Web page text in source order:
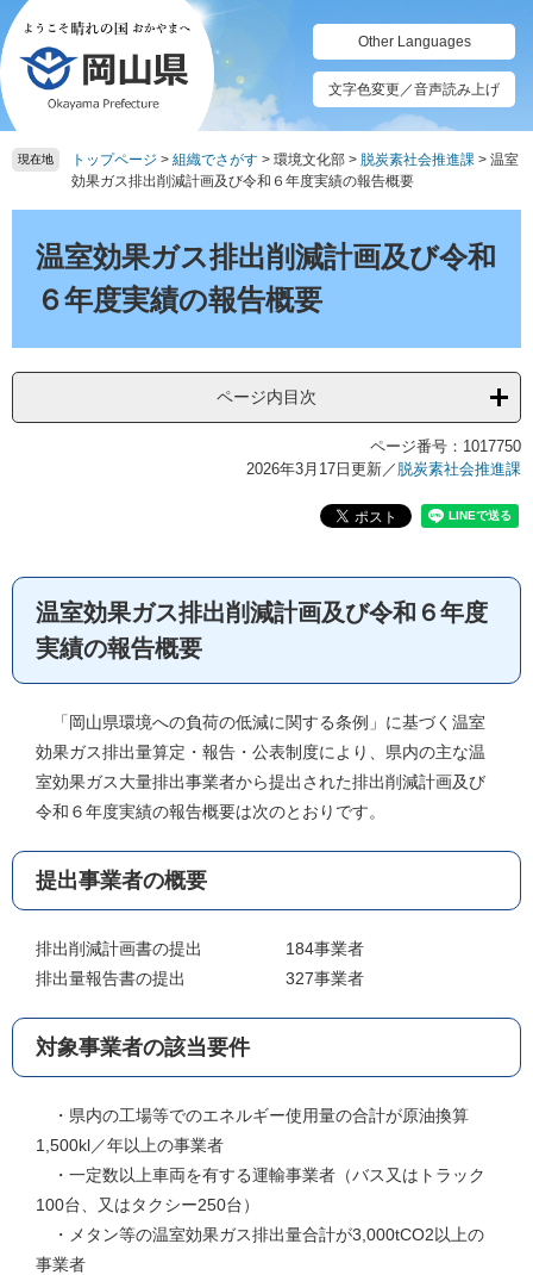
ペ
ー
ジ
の
先
頭
メ
ニ
ュ
ー
を
飛
て
Other Languages
文字色変更／音声読み上げ
現在地 トップページ > 組織でさがす > 環境文化部 > 脱炭素社会推進課 > 温室
効果ガス排出削減計画及び令和６年度実績の報告概要
温室効果ガス排出削減計画及び令和
６年度実績の報告概要
ページ内目次
ページ番号：1017750
2026年3月17日更新／ 脱炭素社会推進課
温室効果ガス排出削減計画及び令和６年度
実績の報告概要
「岡山県環境への負荷の低減に関する条例」に基づく温室
効果ガス排出量算定・報告・公表制度により、県内の主な温
室効果ガス大量排出事業者から提出された排出削減計画及び
令和６年度実績の報告概要は次のとおりです。
提出事業者の概要
排出削減計画書の提出 184事業者
排出量報告書の提出 327事業者
対象事業者の該当要件
・県内の工場等でのエネルギー使用量の合計が原油換算
1,500kl／年以上の事業者
・一定数以上車両を有する運輸事業者（バス又はトラック
100台、又はタクシー250台）
・メタン等の温室効果ガス排出量合計が3,000tCO2以上の
事業者